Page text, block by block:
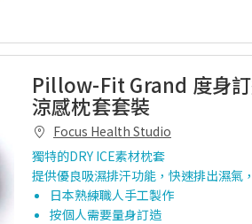
Pillow-Fit Grand 度身訂
涼感枕套套裝
Focus Health Studio
獨特的DRY ICE素材枕套
提供優良吸濕排汗功能，快速排出濕氣
日本熟練職人手工製作
按個人需要量身訂造